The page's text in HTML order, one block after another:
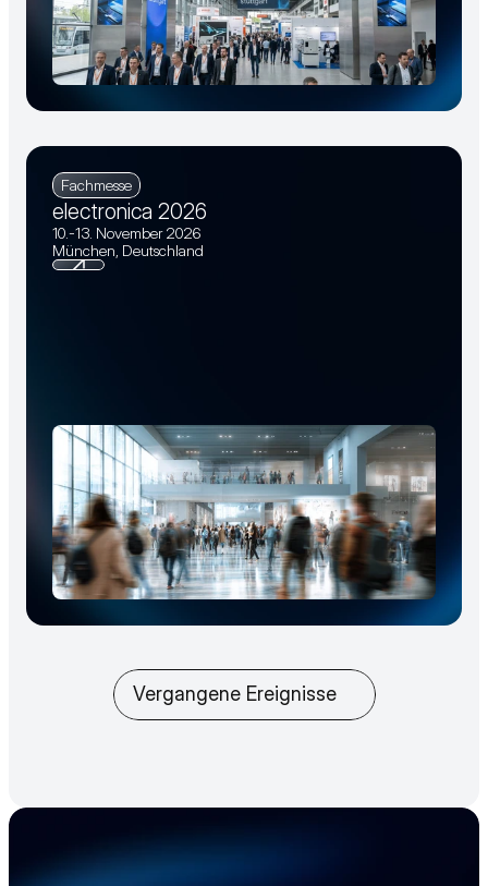
Fachmesse
electronica 2026
10.-13. November 2026
München, Deutschland
Vergangene Ereignisse